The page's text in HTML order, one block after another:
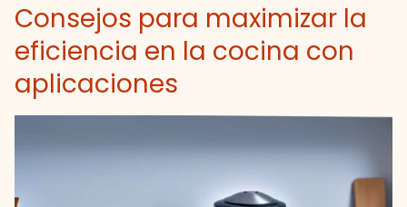
Consejos para maximizar la
eficiencia en la cocina con
aplicaciones